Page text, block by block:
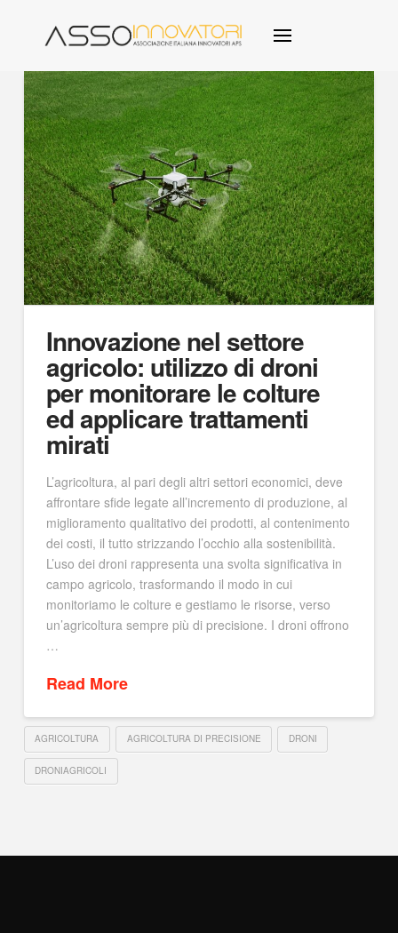
Innovazione nel settore
agricolo: utilizzo di droni
per monitorare le colture
ed applicare trattamenti
mirati
L’agricoltura, al pari degli altri settori economici, deve
affrontare sfide legate all’incremento di produzione, al
miglioramento qualitativo dei prodotti, al contenimento
dei costi, il tutto strizzando l’occhio alla sostenibilità.
L’uso dei droni rappresenta una svolta significativa in
campo agricolo, trasformando il modo in cui
monitoriamo le colture e gestiamo le risorse, verso
un’agricoltura sempre più di precisione. I droni offrono
…
Read More
AGRICOLTURA AGRICOLTURA DI PRECISIONE DRONI
DRONIAGRICOLI